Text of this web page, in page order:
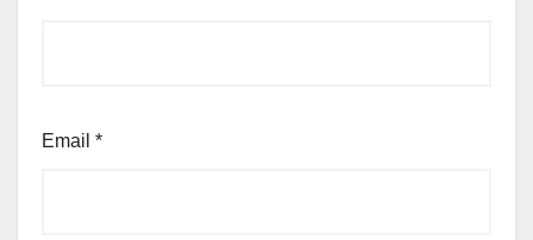
Email *